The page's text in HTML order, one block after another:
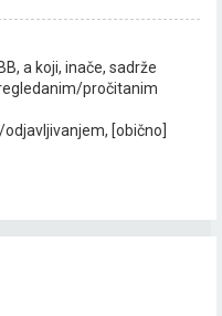
a koji, inače, sadrže
pročitanim
[obično]